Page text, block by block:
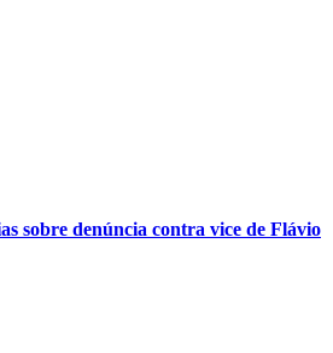
sobre denúncia contra vice de Flávio